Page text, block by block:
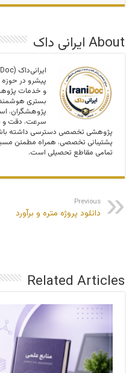
About ایرانی داک
پیشرو در حوزه
و خدمات
بستری
پژوهشگران،
سرعت، دقت و
پژوهشی تخصصی دسترسی داشته
پشتیبانی تخصصی، همراه مطمئن
تمامی مقاطع تحصیلی است.
Previous
دانلود پروژه متره و برآورد
Related Articles